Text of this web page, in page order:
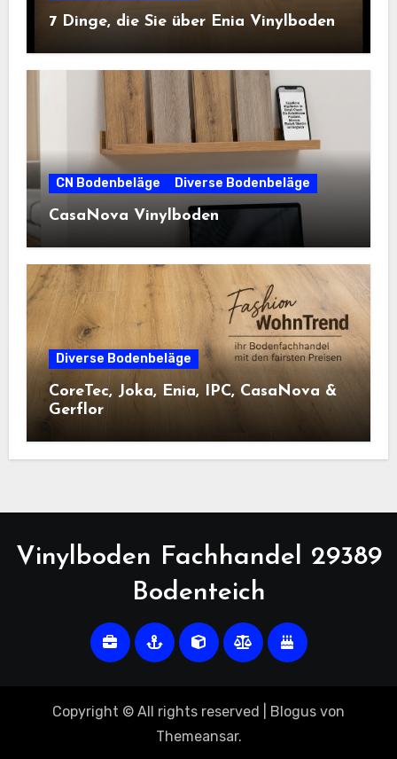
7 Dinge, die Sie über Enia Vinylboden
CN Bodenbeläge Diverse Bodenbeläge
CasaNova Vinylboden
Diverse Bodenbeläge
CoreTec, Joka, Enia, IPC, CasaNova &
Gerflor
Vinylboden Fachhandel 29389
Bodenteich
Copyright © All rights reserved Blogus von
Themeansar.